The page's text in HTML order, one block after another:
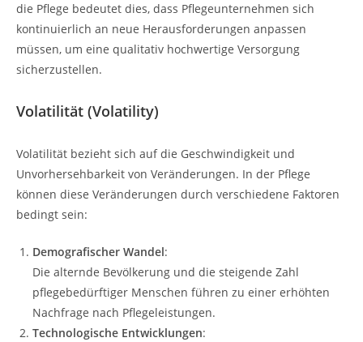
die Pflege bedeutet dies, dass Pflegeunternehmen sich
kontinuierlich an neue Herausforderungen anpassen
müssen, um eine qualitativ hochwertige Versorgung
sicherzustellen.
Volatilität (Volatility)
Volatilität bezieht sich auf die Geschwindigkeit und
Unvorhersehbarkeit von Veränderungen. In der Pflege
können diese Veränderungen durch verschiedene Faktoren
bedingt sein:
Demografischer Wandel:
Die alternde Bevölkerung und die steigende Zahl
pflegebedürftiger Menschen führen zu einer erhöhten
Nachfrage nach Pflegeleistungen.
Technologische Entwicklungen: